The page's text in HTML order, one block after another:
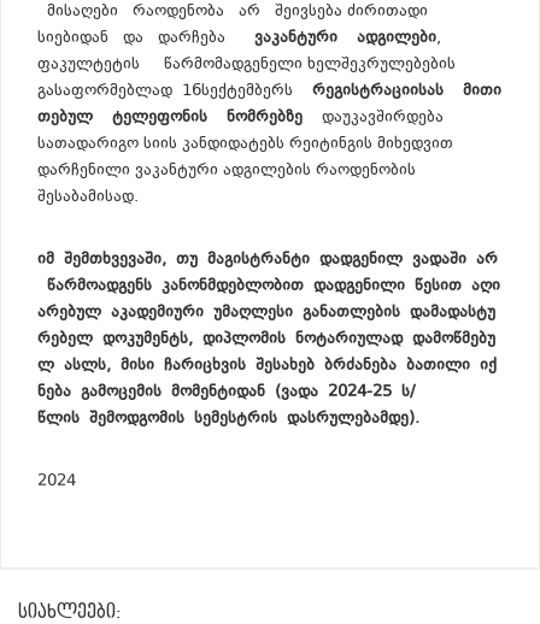
მისაღები რაოდენობა არ შეივსება ძირითადი
სიებიდან და დარჩება
ვაკანტური ადგილები,
ფაკულტეტის წარმომადგენელი ხელშეკრულებების
გასაფორმებლად 16სექტემბერს რეგისტრაციისას
მითი
თებულ
ტელეფონის ნომრებზე
დაუკავშირდება
სათადარიგო სიის კანდიდატებს რეიტინგის მიხედვით
დარჩენილი ვაკანტური ადგილების რაოდენობის
შესაბამისად.
იმ შემთხვევაში, თუ მაგისტრანტი დადგენილ ვადაში არ
წარმოადგენს კანონმდებლობით დადგენილი წესით აღი
არებულ აკადემიური უმაღლესი განათლების დამადასტუ
რებელ დოკუმენტს, დიპლომის ნოტარიულად დამოწმებუ
ლ ასლს, მისი ჩარიცხვის შესახებ ბრძანება ბათილი იქ
ნება გამოცემის მომენტიდან (ვადა 2024-25 ს/
წლის შემოდგომის სემესტრის დასრულებამდე).
2024
სიახლეები: